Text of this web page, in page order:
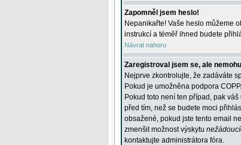
Zapomněl jsem heslo!
Nepanikařte! Vaše heslo můžeme
instrukcí a téměř ihned budete
Návrat nahoru
Zaregistroval jsem se, ale
Nejprve zkontrolujte, že zadáváte
Pokud je umožněna podpora
Pokud toto není ten případ, pak
před tím, než se budete moci
obsažené, pokud jste tento email
zmenšit možnost výskytu
kontaktujte administrátora fóra.